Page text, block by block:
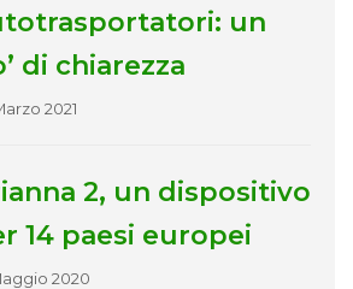
un
di chiarezza
2021
2, un dispositivo
14 paesi europei
2020